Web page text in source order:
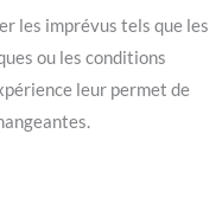
les imprévus tels que les
ou les conditions
leur permet de